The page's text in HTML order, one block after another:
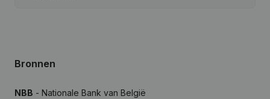
Bronnen
NBB - Nationale Bank van België